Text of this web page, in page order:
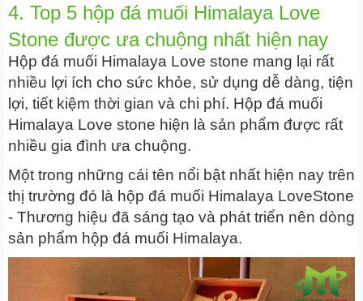
4. Top 5 hộp đá muối Himalaya Love
Stone được ưa chuộng nhất hiện nay
Hộp đá muối Himalaya Love stone mang lại rất
nhiều lợi ích cho sức khỏe, sử dụng dễ dàng, tiện
lợi, tiết kiệm thời gian và chi phí. Hộp đá muối
Himalaya Love stone hiện là sản phẩm được rất
nhiều gia đình ưa chuộng.
Một trong những cái tên nổi bật nhất hiện nay trên
thị trường đó là hộp đá muối Himalaya LoveStone
- Thương hiệu đã sáng tạo và phát triển nên dòng
sản phẩm hộp đá muối Himalaya.